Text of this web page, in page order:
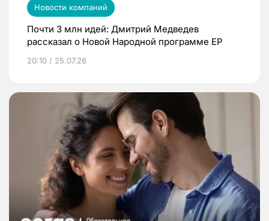
Новости компаний
Почти 3 млн идей: Дмитрий Медведев
рассказал о Новой Народной программе ЕР
20:10 / 25.07.26